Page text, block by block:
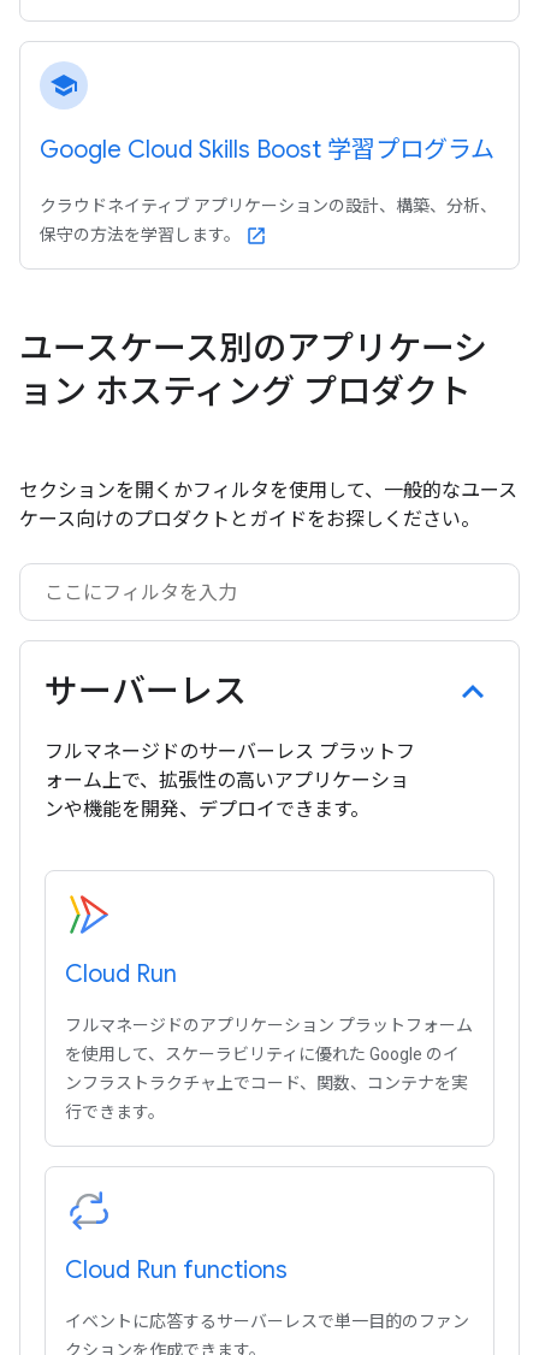
school
Google Cloud Skills Boost 学習プログラム
クラウドネイティブ アプリケーションの設計、構築、分析、
保守の方法を学習します。
open_in_new
ユースケース別のアプリケーシ
ョン ホスティング プロダクト
セクションを開くかフィルタを使用して、一般的なユース
ケース向けのプロダクトとガイドをお探しください。
サーバーレス
フルマネージドのサーバーレス プラットフ
ォーム上で、拡張性の高いアプリケーショ
ンや機能を開発、デプロイできます。
Cloud Run
フルマネージドのアプリケーション プラットフォーム
を使用して、スケーラビリティに優れた Google のイ
ンフラストラクチャ上でコード、関数、コンテナを実
行できます。
Cloud Run functions
イベントに応答するサーバーレスで単一目的のファン
クションを作成できます。